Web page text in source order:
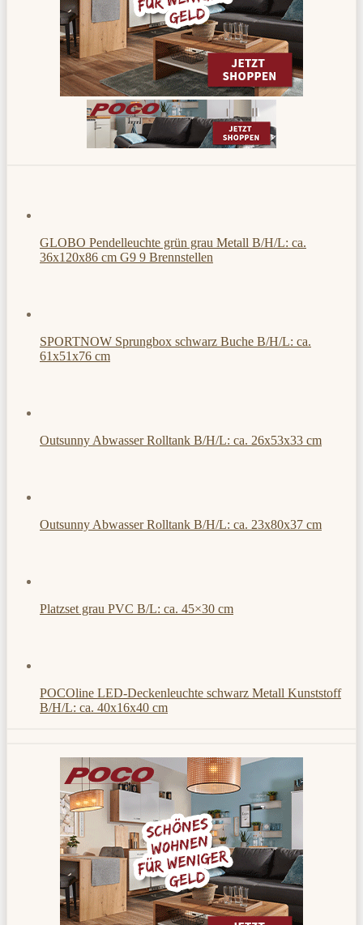
GLOBO Pendelleuchte grün grau Metall B/H/L: ca.
36x120x86 cm G9 9 Brennstellen
SPORTNOW Sprungbox schwarz Buche B/H/L: ca.
61x51x76 cm
Outsunny Abwasser Rolltank B/H/L: ca. 26x53x33 cm
Outsunny Abwasser Rolltank B/H/L: ca. 23x80x37 cm
Platzset grau PVC B/L: ca. 45×30 cm
POCOline LED-Deckenleuchte schwarz Metall Kunststoff
B/H/L: ca. 40x16x40 cm